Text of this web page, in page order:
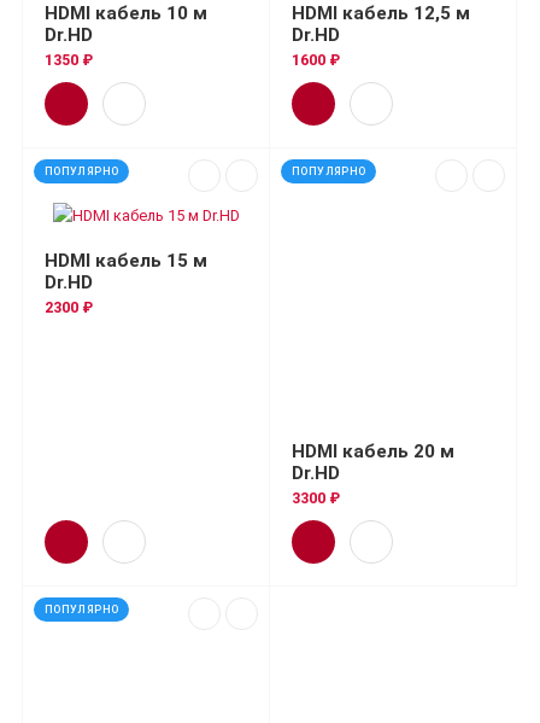
HDMI кабель 10 м
Dr.HD
1350 ₽
HDMI кабель 12,5 м
Dr.HD
1600 ₽
ПОПУЛЯРНО
HDMI кабель 15 м
Dr.HD
2300 ₽
ПОПУЛЯРНО
HDMI кабель 20 м
Dr.HD
3300 ₽
ПОПУЛЯРНО